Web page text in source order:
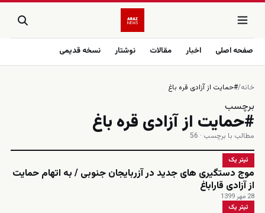
صفحه اصلی اخبار مقالات نوشتار نسخه قدیمی
خانه/#حمایت از آزادی قره باغ
برچسب
#حمایت از آزادی قره باغ
مطالب با برچسب · 56
تیتر یک
موج دستگیری های جدید در آزربایجان جنوبی / به اتهام حمایت
از آزادی قاراباغ
28 مهر 1399
تیتر یک